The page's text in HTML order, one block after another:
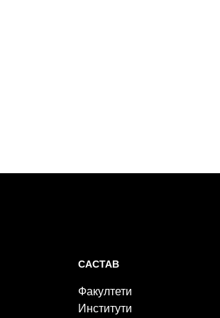
САСТАВ
Факултети
Институти